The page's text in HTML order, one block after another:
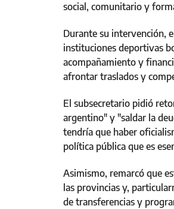
social, comunitario y
Durante su intervención,
instituciones deportivas
acompañamiento y
afrontar traslados y
El subsecretario pidió
argentino" y "saldar la
tendría que haber
política pública que es
Asimismo, remarcó que
las provincias y,
de transferencias y